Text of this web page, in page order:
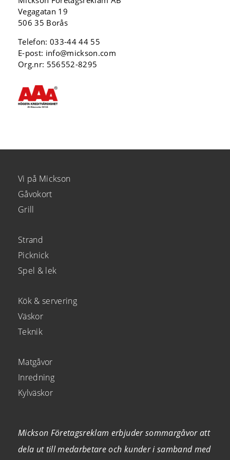
Vegagatan 19
506 35 Borås
Telefon:033-44 44 55
E-post: info@mickson.com
Org.nr: 556552-8295
Vi på Mickson
Gåvokort
Grill
Strand
Picknick
Spel & lek
Kök & servering
Väskor
Teknik
Matgåvor
Inredning
Kylväskor
Mickson Företagsreklam erbjuder sommargåvor att
dela ut till medarbetare och kunder i samband med